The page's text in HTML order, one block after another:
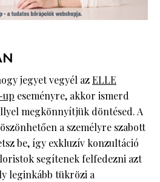
jegyet vegyél azELLE
up eseményre, akkor ismerd
megkönnyítjük döntésed. A
a személyre szabott
be, így exkluzív konzultáció
segítenek felfedezni azt
leginkább tükrözi a